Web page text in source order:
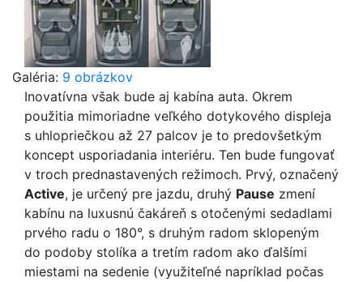
Galéria: 9 obrázkov
Inovatívna však bude aj kabína auta. Okrem
použitia mimoriadne veľkého dotykového displeja
s uhlopriečkou až 27 palcov je to predovšetkým
koncept usporiadania interiéru. Ten bude fungovať
v troch prednastavených režimoch. Prvý, označený
Active, je určený pre jazdu, druhý Pause zmení
kabínu na luxusnú čakáreň s otočenými sedadlami
prvého radu o 180°, s druhým radom sklopeným
do podoby stolíka a tretím radom ako ďalšími
miestami na sedenie (využiteľné napríklad počas